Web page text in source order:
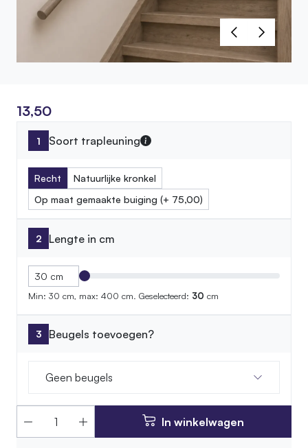
13,50
Soort trapleuning
Recht
Natuurlijke kronkel
Op maat gemaakte buiging (+ 75,00)
Lengte in cm
Min: 30 cm, max: 400 cm. Geselecteerd: 30 cm
Beugels toevoegen?
Geen beugels
In winkelwagen